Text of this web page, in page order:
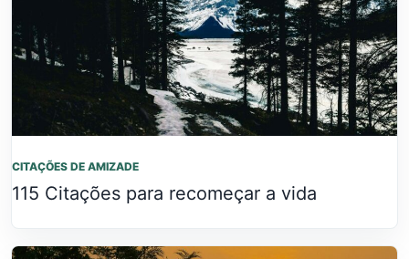
CITAÇÕES DE AMIZADE
115 Citações para recomeçar a vida